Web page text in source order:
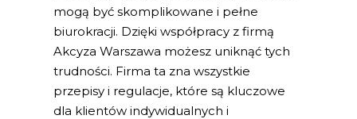
mogą być skomplikowane i pełne
biurokracji. Dzięki współpracy z firmą
Akcyza Warszawa możesz uniknąć tych
trudności. Firma ta zna wszystkie
przepisy i regulacje, które są kluczowe
dla klientów indywidualnych i